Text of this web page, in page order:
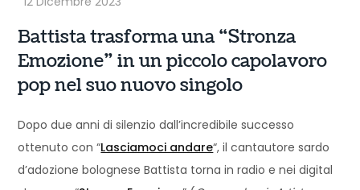
Battista trasforma una “Stronza
Emozione” in un piccolo capolavoro
pop nel suo nuovo singolo
Dopo due anni di silenzio dall’incredibile successo
ottenuto con “Lasciamoci andare“, il cantautore sardo
d’adozione bolognese Battista torna in radio e nei digital